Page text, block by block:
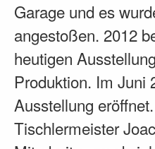
Garage und es
angestoßen. 2012
heutigen
Produktion. Im Juni
Ausstellung eröffnet.
Tischlermeister